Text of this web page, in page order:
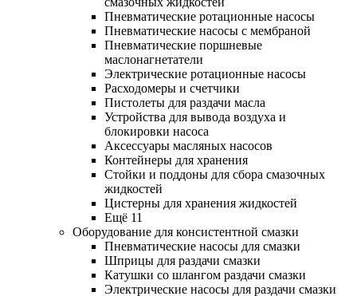
Пневматические ротационные насосы
Пневматические насосы с мембраной
Пневматические поршневые
маслонагнетатели
Электрические ротационные насосы
Расходомеры и счетчики
Пистолеты для раздачи масла
Устройства для вывода воздуха и
блокировки насоса
Аксессуары масляных насосов
Контейнеры для хранения
Стойки и поддоны для сбора смазочных
жидкостей
Цистерны для хранения жидкостей
Ещё 11
Оборудование для консистентной смазки
Пневматические насосы для смазки
Шприцы для раздачи смазки
Катушки со шлангом раздачи смазки
Электрические насосы для раздачи смазки